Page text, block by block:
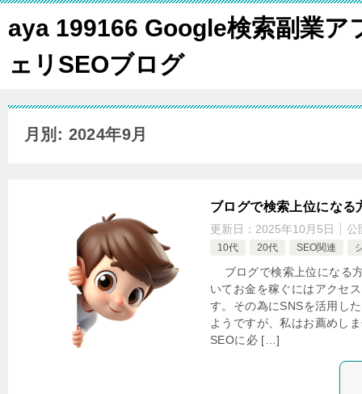
aya 199166 Google検索副業ア
ェリSEOブログ
月別: 2024年9月
ブログで検索上位になる
更新日： 2025年10月5日 公
10代 20代 SEO関連
ブログで検索上位になる
いてお金を稼ぐにはアクセ
す。その為にSNSを活用し
ようですが、私はお薦めし
SEOに必 […]